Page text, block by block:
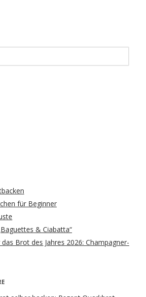
für Beginner
& Ciabatta“
Brot des Jahres 2026: Champagner-